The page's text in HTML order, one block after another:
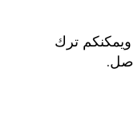
ويمكنكم ترك